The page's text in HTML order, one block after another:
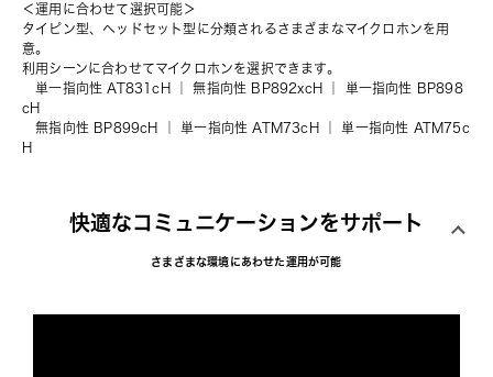
＜運用に合わせて選択可能＞
タイピン型、ヘッドセット型に分類されるさまざまなマイクロホンを用
意。
利用シーンに合わせてマイクロホンを選択できます。
単一指向性 AT831cH ｜ 無指向性 BP892xcH
単一指向性 BP898
cH
無指向性 BP899cH
｜ 単一指向性 ATM73cH ｜ 単一指向性 ATM75c
H
快適なコミュニケーションをサポート
さまざまな環境にあわせた運用が可能